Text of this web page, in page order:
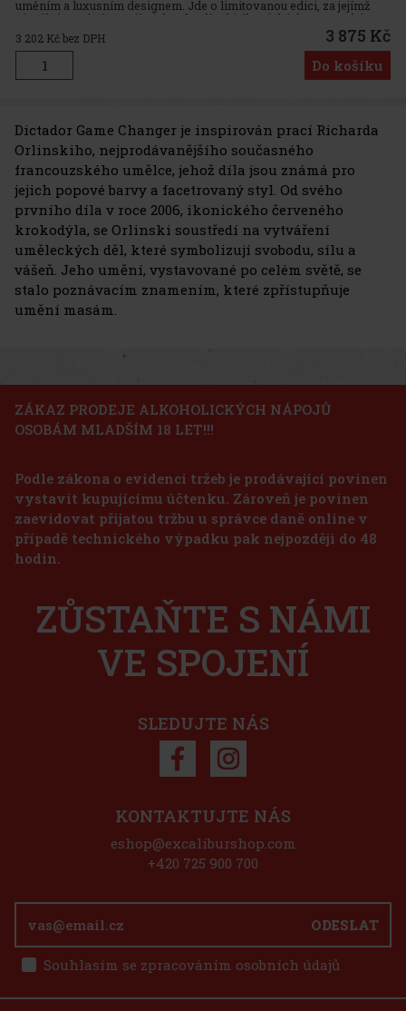
uměním a luxusním designem. Jde o limitovanou edici, za jejímž
vizuálním pojetím stojí Richard Orlinski, ikonický francouzský
sochař a DJ
3 202 Kč bez DPH 3 875 Kč
Do košíku
Dictador Game Changer je inspirován prací Richarda
Orlinskiho, nejprodávanějšího současného
francouzského umělce, jehož díla jsou známá pro
jejich popové barvy a facetrovaný styl. Od svého
prvního díla v roce 2006, ikonického červeného
krokodýla, se Orlinski soustředí na vytváření
uměleckých děl, které symbolizují svobodu, sílu a
vášeň. Jeho umění, vystavované po celém světě, se
stalo poznávacím znamením, které zpřístupňuje
umění masám.
ZÁKAZ PRODEJE ALKOHOLICKÝCH NÁPOJŮ
OSOBÁM MLADŠÍM 18 LET!!!
Podle zákona o evidenci tržeb je prodávající povinen
vystavit kupujícímu účtenku. Zároveň je povinen
zaevidovat přijatou tržbu u správce daně online v
případě technického výpadku pak nejpozději do 48
hodin.
ZŮSTAŇTE S NÁMI
VE SPOJENÍ
SLEDUJTE NÁS
ODESLAT
Souhlasím se zpracováním osobních údajů
KONTAKTUJTE NÁS
eshop@excaliburshop.com
+420 725 900 700